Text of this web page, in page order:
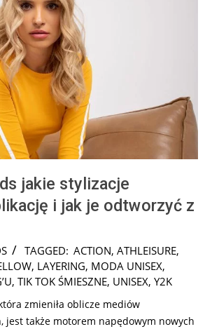
jakie stylizacje
i jak je odtworzyć z
TAGGED: ACTION, ATHLEISURE,
, LAYERING, MODA UNISEX,
, TIK TOK ŚMIESZNE, UNISEX, Y2K
zmieniła oblicze mediów
jest także motorem napędowym nowych